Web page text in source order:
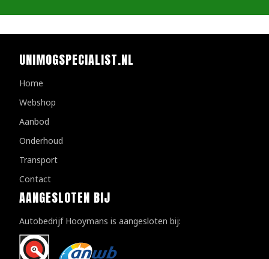
UNIMOGSPECIALIST.NL
Home
Webshop
Aanbod
Onderhoud
Transport
Contact
AANGESLOTEN BIJ
Autobedrijf Hooymans is aangesloten bij: